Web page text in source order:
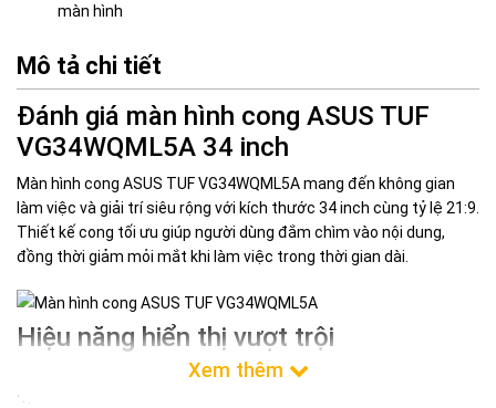
màn hình
Mô tả chi tiết
Đánh giá màn hình cong ASUS TUF
VG34WQML5A 34 inch
Màn hình cong ASUS TUF VG34WQML5A mang đến không gian
làm việc và giải trí siêu rộng với kích thước 34 inch cùng tỷ lệ 21:9.
Thiết kế cong tối ưu giúp người dùng đắm chìm vào nội dung,
đồng thời giảm mỏi mắt khi làm việc trong thời gian dài.
Hiệu năng hiển thị vượt trội
Được trang bị tấm nền VA với độ phân giải 3440 x 1440 pixels,
màn hình cung cấp hình ảnh sắc nét, độ tương phản cao. Tần số